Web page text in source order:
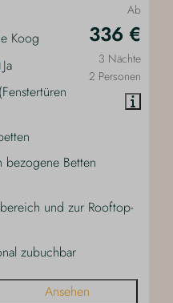
Ab
336 €
3 Nächte
2 Personen
Koog
Ja
bezogene Betten
und zur Rooftop-
zubuchbar
Ansehen